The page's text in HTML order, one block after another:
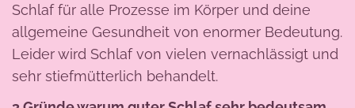
Schlaf für alle Prozesse im Körper und deine
allgemeine Gesundheit von enormer Bedeutung.
Leider wird Schlaf von vielen vernachlässigt und
sehr stiefmütterlich behandelt.